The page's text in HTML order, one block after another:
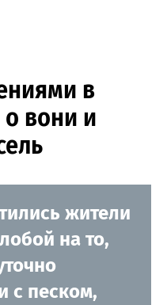
в
вони и
жители
на то,
с песком,